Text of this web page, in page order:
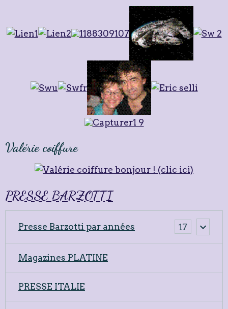
Valérie coiffure
PRESSE BARZOTTI
Presse Barzotti par années 17
Magazines PLATINE
PRESSE ITALIE